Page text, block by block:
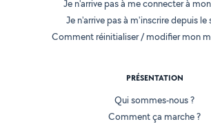
Je n'arrive pas à me connecter à
Je n'arrive pas à m'inscrire depuis le
Comment réinitialiser / modifier mon
PRÉSENTATION
Qui sommes-nous ?
Comment ça marche ?